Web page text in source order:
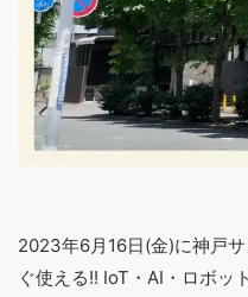
2023年6月16日(金)に神戸
ぐ使える!! IoT・AI・ロボッ